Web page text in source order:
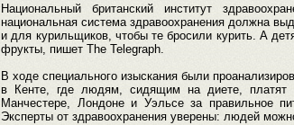
Национальный британский институт
национальная система здравоохранения должна
и для курильщиков, чтобы те бросили курить. А
фрукты, пишет The Telegraph.
В ходе специального изыскания были
в Кенте, где людям, сидящим на диете,
Манчестере, Лондоне и Уэльсе за правильное
Эксперты от здравоохранения уверены: людей